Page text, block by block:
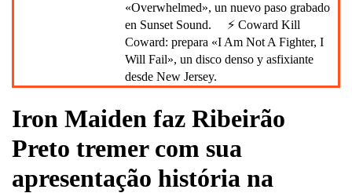
«Overwhelmed», un nuevo paso grabado
en Sunset Sound.
⚡ Coward Kill
Coward: prepara «I Am Not A Fighter, I
Will Fail», un disco denso y asfixiante
desde New Jersey.
Iron Maiden faz Ribeirão
Preto tremer com sua
apresentação história na